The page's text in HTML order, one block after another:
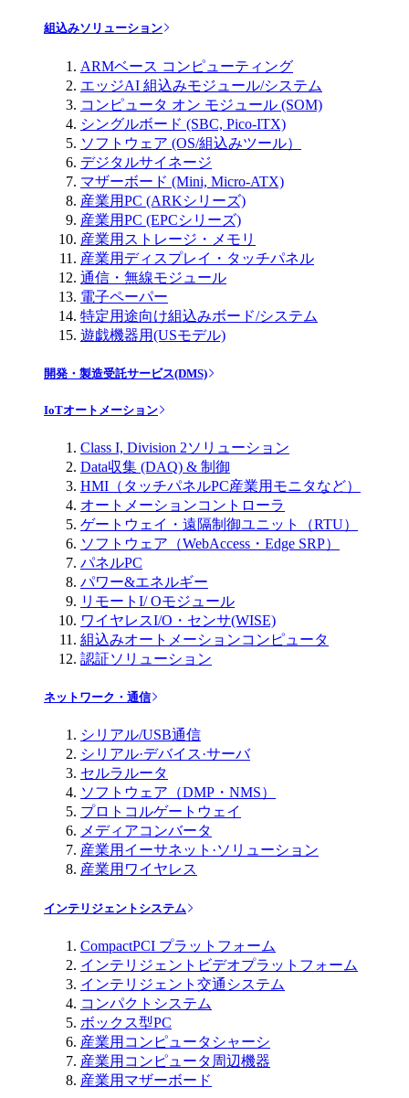
組込みソリューション
ARMベース コンピューティング
エッジAI 組込みモジュール/システム
コンピュータ オン モジュール (SOM)
シングルボード (SBC, Pico-ITX)
ソフトウェア (OS/組込みツール）
デジタルサイネージ
マザーボード (Mini, Micro-ATX)
産業用PC (ARKシリーズ)
産業用PC (EPCシリーズ)
産業用ストレージ・メモリ
産業用ディスプレイ・タッチパネル
通信・無線モジュール
電子ペーパー
特定用途向け組込みボード/システム
遊戯機器用(USモデル)
開発・製造受託サービス(DMS)
IoTオートメーション
Class I, Division 2ソリューション
Data収集 (DAQ) & 制御
HMI（タッチパネルPC産業用モニタなど）
オートメーションコントローラ
ゲートウェイ・遠隔制御ユニット（RTU）
ソフトウェア（WebAccess・Edge SRP）
パネルPC
パワー&エネルギー
リモートI/ Oモジュール
ワイヤレスI/O・センサ(WISE)
組込みオートメーションコンピュータ
認証ソリューション
ネットワーク・通信
シリアル/USB通信
シリアル·デバイス·サーバ
セルラルータ
ソフトウェア（DMP・NMS）
プロトコルゲートウェイ
メディアコンバータ
産業用イーサネット·ソリューション
産業用ワイヤレス
インテリジェントシステム
CompactPCI プラットフォーム
インテリジェントビデオプラットフォーム
インテリジェント交通システム
コンパクトシステム
ボックス型PC
産業用コンピュータシャーシ
産業用コンピュータ周辺機器
産業用マザーボード